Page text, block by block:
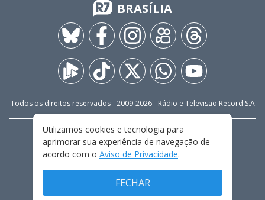
BRASÍLIA
Todos os direitos reservados - 2009-2026- Rádio e Televisão Record S.A
FALE CONOSCO
PRIVACIDADE
TERMOS E CONDIÇÕES DE USO
Utilizamos cookies e tecnologia para
aprimorar sua experiência de navegação de
acordo com o Aviso de Privacidade.
FECHAR